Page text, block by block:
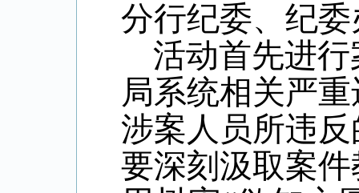
分行纪委、 纪
活动首先进
局系统相关严
涉案人员所违
要深刻汲取案